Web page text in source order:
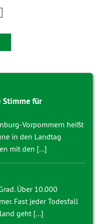
Stimme für
Vorpommern heißt
in den Landtag
mit den [...]
Über 10.000
Fast jeder Todesfall
geht [...]